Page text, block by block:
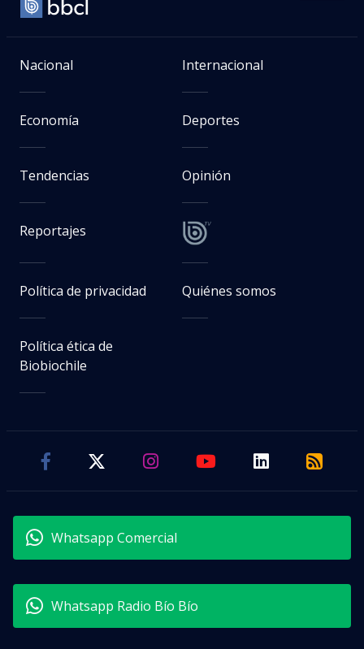
Nacional Internacional
Economía Deportes
Tendencias Opinión
Reportajes
Política de privacidad Quiénes somos
Política ética de
Biobiochile
Whatsapp Comercial
Whatsapp Radio Bío Bío